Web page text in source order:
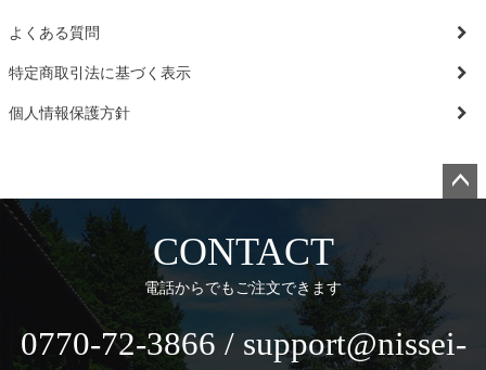
よくある質問
特定商取引法に基づく表示
個人情報保護方針
CONTACT
電話からでもご注文できます
0770-72-3866 / support@nissei-